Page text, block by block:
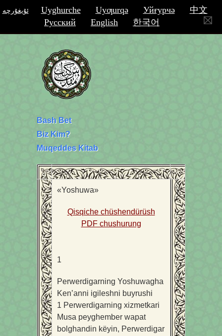
ئۇيغۇرچە Uyghurche Uyƣurqә Уйғурчә
中文
Русский
English 한국어
Bash Bet
Biz Kim?
Muqeddes Kitab
«Yoshuwa»
Qisqiche chüshendürüsh
PDF chushurung
1
Perwerdigarning Yoshuwagha
Ken’anni igileshni buyrushi
1 Perwerdigarning xizmetkari
Musa peyghember wapat
bolghandin këyin, Perwerdigar